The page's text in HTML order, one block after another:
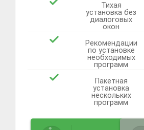
Тихая
установка без
диалоговых
окон
Рекомендации
по установке
необходимых
программ
Пакетная
установка
нескольких
программ